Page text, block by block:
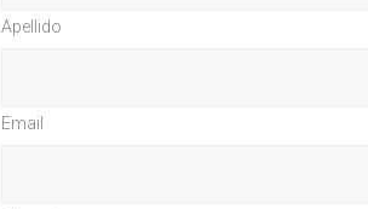
Apellido
Email